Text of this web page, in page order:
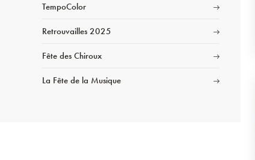
TempoColor
Retrouvailles 2025
Fête des Chiroux
La Fête de la Musique